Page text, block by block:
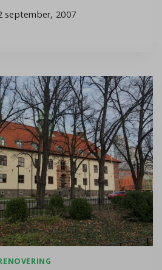
september, 2007
PÅ KILIAN ZOLLSGATAN 5 I MALMÖ.